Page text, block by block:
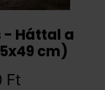
- Háttal a
cm)
Ft